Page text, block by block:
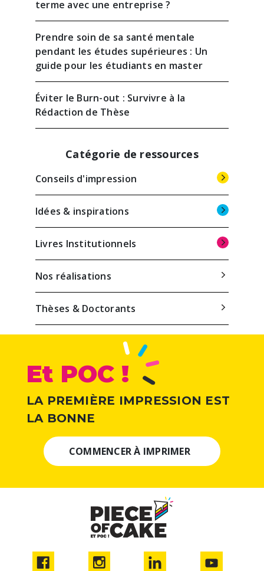
terme avec une entreprise ?
Prendre soin de sa santé mentale
pendant les études supérieures : Un
guide pour les étudiants en master
Éviter le Burn-out : Survivre à la
Rédaction de Thèse
Catégorie de ressources
Conseils d'impression
Idées & inspirations
Livres Institutionnels
Nos réalisations
Thèses & Doctorants
Et POC !
LA PREMIÈRE IMPRESSION EST
LA BONNE
COMMENCER À IMPRIMER